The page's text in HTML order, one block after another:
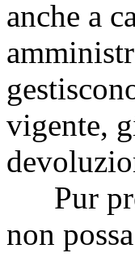
anche a
vigente,
Pur
non